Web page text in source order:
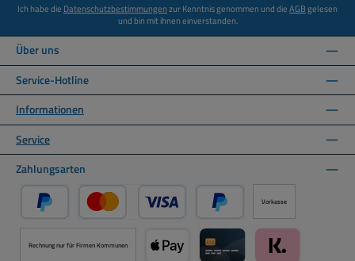
Ich habe die Datenschutzbestimmungenzur Kenntnis genommen und dieAGBgelesen
und bin mit ihnen einverstanden.
Über uns
Service-Hotline
Informationen
Service
Zahlungsarten
PayPal Kredit- oder Debitkarte über PayPal
Später Bezahlen über PayPal
Vorkasse
Rechnung nur für Firmen Kommunen